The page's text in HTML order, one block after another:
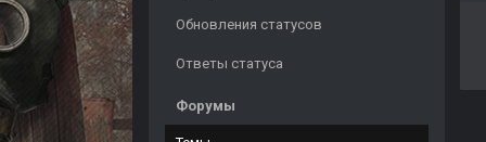
Обновления статусов
Ответы статуса
Форумы